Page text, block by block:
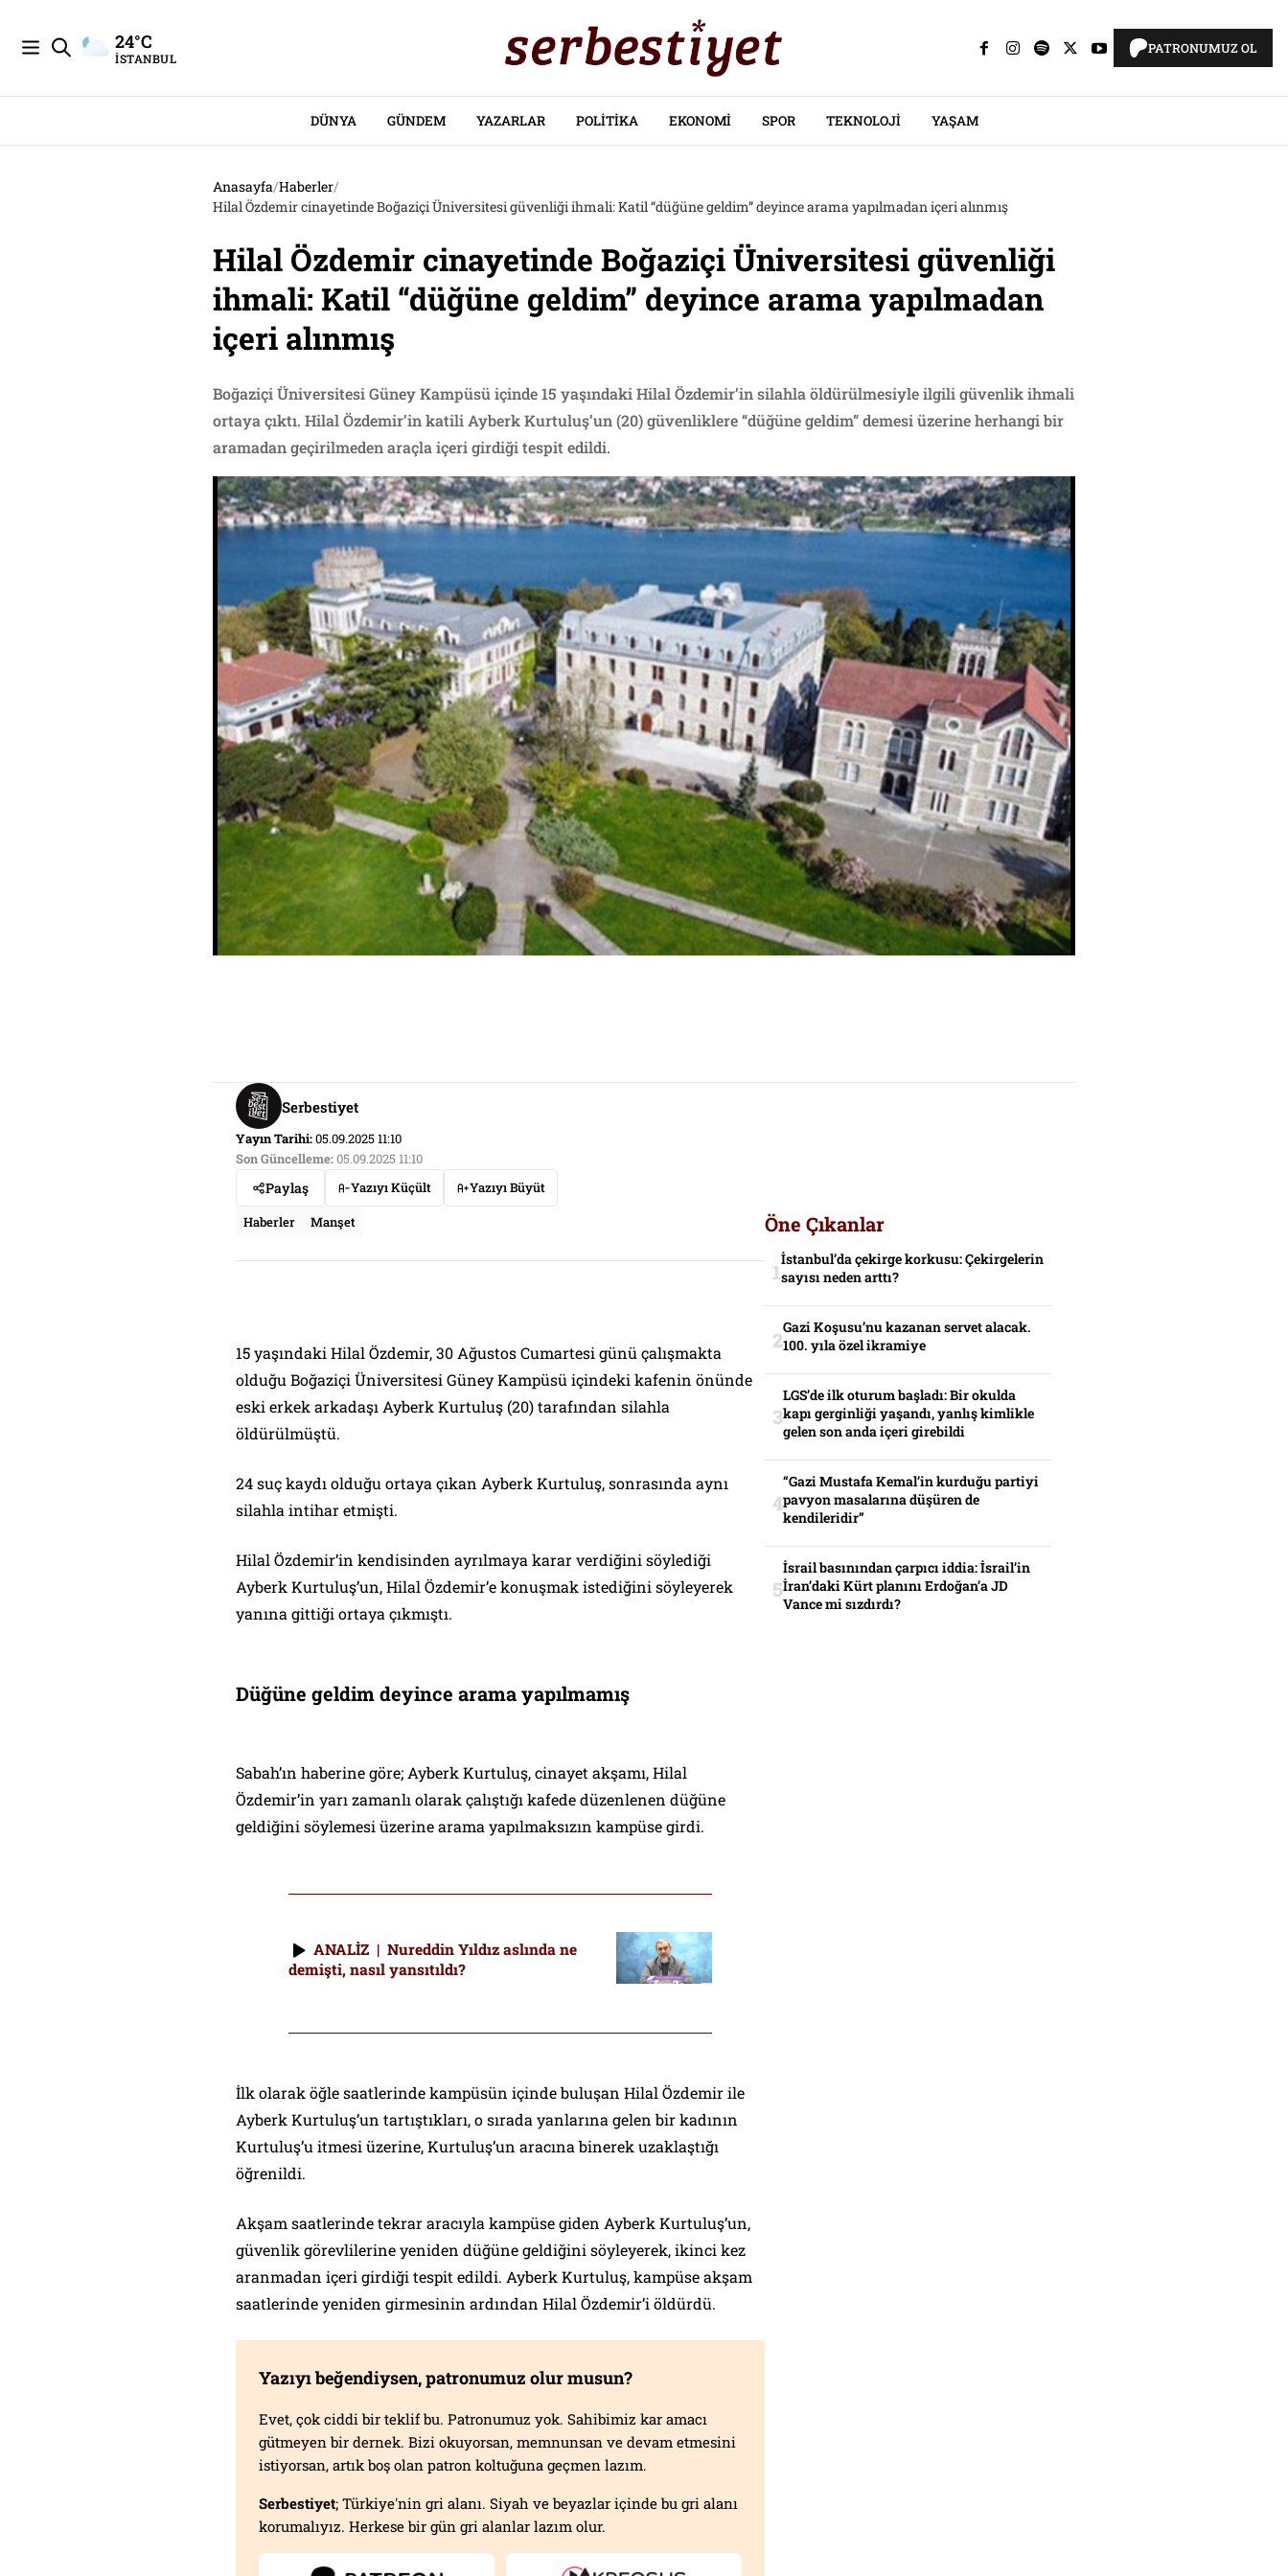
24°C
İSTANBUL
PATRONUMUZ OL
DÜNYA GÜNDEM YAZARLAR POLITIKA EKONOMI SPOR TEKNOLOJI YAŞAM
Anasayfa/Haberler/
Hilal Özdemir cinayetinde Boğaziçi Üniversitesi güvenliği ihmali: Katil “düğüne geldim” deyince arama yapılmadan içeri alınmış
Hilal Özdemir cinayetinde Boğaziçi Üniversitesi güvenliği
ihmali: Katil “düğüne geldim” deyince arama yapılmadan
içeri alınmış
Boğaziçi Üniversitesi Güney Kampüsü içinde 15 yaşındaki Hilal Özdemir’in silahla öldürülmesiyle ilgili güvenlik ihmali
ortaya çıktı. Hilal Özdemir’in katili Ayberk Kurtuluş’un (20) güvenliklere “düğüne geldim” demesi üzerine herhangi bir
aramadan geçirilmeden araçla içeri girdiği tespit edildi.
Serbestiyet
Yayın Tarihi:05.09.2025 11:10
Son Güncelleme:05.09.2025 11:10
Paylaş Yazıyı Küçült
Yazıyı Büyüt
Haberler
Manşet
15 yaşındaki Hilal Özdemir, 30 Ağustos Cumartesi günü çalışmakta
olduğu Boğaziçi Üniversitesi Güney Kampüsü içindeki kafenin önünde
eski erkek arkadaşı Ayberk Kurtuluş (20) tarafından silahla
öldürülmüştü.
24 suç kaydı olduğu ortaya çıkan Ayberk Kurtuluş, sonrasında aynı
silahla intihar etmişti.
Hilal Özdemir’in kendisinden ayrılmaya karar verdiğini söylediği
Ayberk Kurtuluş’un, Hilal Özdemir’e konuşmak istediğini söyleyerek
yanına gittiği ortaya çıkmıştı.
Düğüne geldim deyince arama yapılmamış
Sabah’ın haberine göre; Ayberk Kurtuluş, cinayet akşamı, Hilal
Özdemir’in yarı zamanlı olarak çalıştığı kafede düzenlenen düğüne
geldiğini söylemesi üzerine arama yapılmaksızın kampüse girdi.
ANALİZ | Nureddin Yıldız aslında ne
demişti, nasıl yansıtıldı?
İlk olarak öğle saatlerinde kampüsün içinde buluşan Hilal Özdemir ile
Ayberk Kurtuluş’un tartıştıkları, o sırada yanlarına gelen bir kadının
Kurtuluş’u itmesi üzerine, Kurtuluş’un aracına binerek uzaklaştığı
öğrenildi.
Akşam saatlerinde tekrar aracıyla kampüse giden Ayberk Kurtuluş’un,
güvenlik görevlilerine yeniden düğüne geldiğini söyleyerek, ikinci kez
aranmadan içeri girdiği tespit edildi. Ayberk Kurtuluş, kampüse akşam
saatlerinde yeniden girmesinin ardından Hilal Özdemir’i öldürdü.
Yazıyı beğendiysen, patronumuz olur musun?
Evet, çok ciddi bir teklif bu. Patronumuz yok. Sahibimiz kar amacı
gütmeyen bir dernek. Bizi okuyorsan, memnunsan ve devam etmesini
istiyorsan, artık boş olan patron koltuğuna geçmen lazım.
Serbestiyet; Türkiye'nin gri alanı. Siyah ve beyazlar içinde bu gri alanı
korumalıyız. Herkese bir gün gri alanlar lazım olur.
Öne Çıkanlar
İstanbul’da çekirge korkusu: Çekirgelerin
sayısı neden arttı?
Gazi Koşusu’nu kazanan servet alacak.
100. yıla özel ikramiye
LGS’de ilk oturum başladı: Bir okulda
kapı gerginliği yaşandı, yanlış kimlikle
gelen son anda içeri girebildi
“Gazi Mustafa Kemal’in kurduğu partiyi
pavyon masalarına düşüren de
kendileridir”
İsrail basınından çarpıcı iddia: İsrail’in
İran’daki Kürt planını Erdoğan’a JD
Vance mi sızdırdı?